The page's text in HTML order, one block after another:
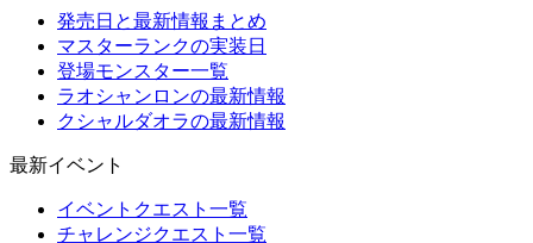
発売日と最新情報まとめ
マスターランクの実装日
登場モンスター一覧
ラオシャンロンの最新情報
クシャルダオラの最新情報
最新イベント
イベントクエスト一覧
チャレンジクエスト一覧